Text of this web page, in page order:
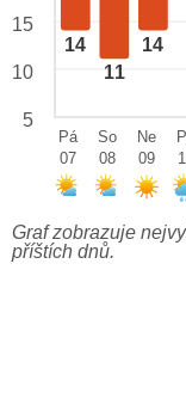
14
11
14
15
10
5
Pá
07
So
08
Ne
09
Graf zobrazuje
příštích dnů.